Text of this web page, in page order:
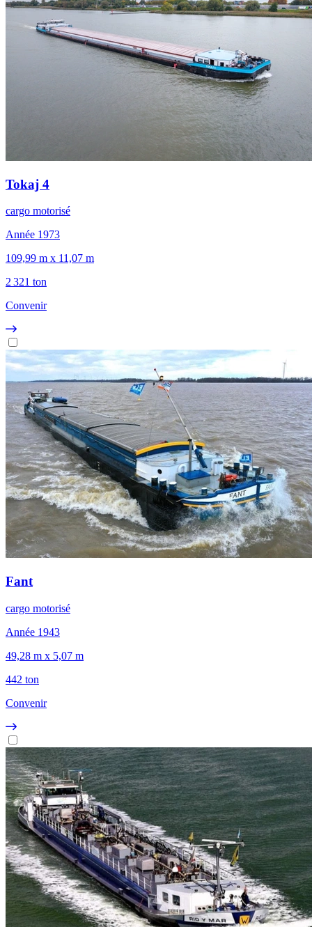
Tokaj 4
cargo motorisé
Année 1973
109,99 m x 11,07 m
2 321 ton
Convenir
Fant
cargo motorisé
Année 1943
49,28 m x 5,07 m
442 ton
Convenir